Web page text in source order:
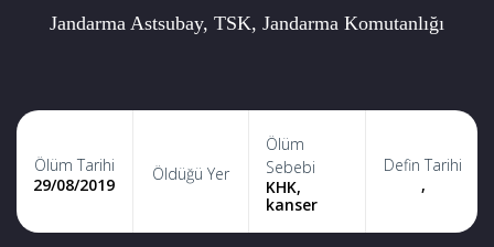
Jandarma Astsubay, TSK, Jandarma Komutanlığı
Ölüm Tarihi
29/08/2019
Öldüğü Yer
Ölüm
Sebebi
KHK,
kanser
Defin Tarihi
,